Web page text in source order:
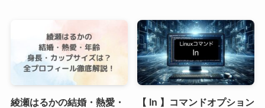
綾瀬はるかの結婚・熱愛・
【 ln 】コマンドオプション